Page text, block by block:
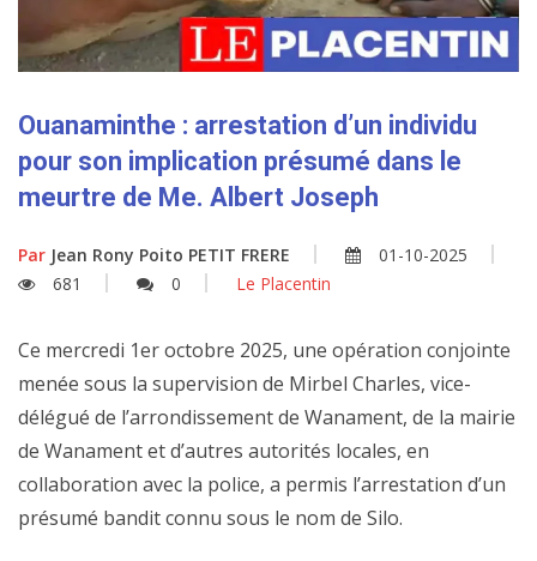
Ouanaminthe : arrestation d’un individu
pour son implication présumé dans le
meurtre de Me. Albert Joseph
Par Jean Rony Poito PETIT FRERE
01-10-2025
681
0 Le Placentin
Ce mercredi 1er octobre 2025, une opération conjointe
menée sous la supervision de Mirbel Charles, vice-
délégué de l’arrondissement de Wanament, de la mairie
de Wanament et d’autres autorités locales, en
collaboration avec la police, a permis l’arrestation d’un
présumé bandit connu sous le nom de Silo.